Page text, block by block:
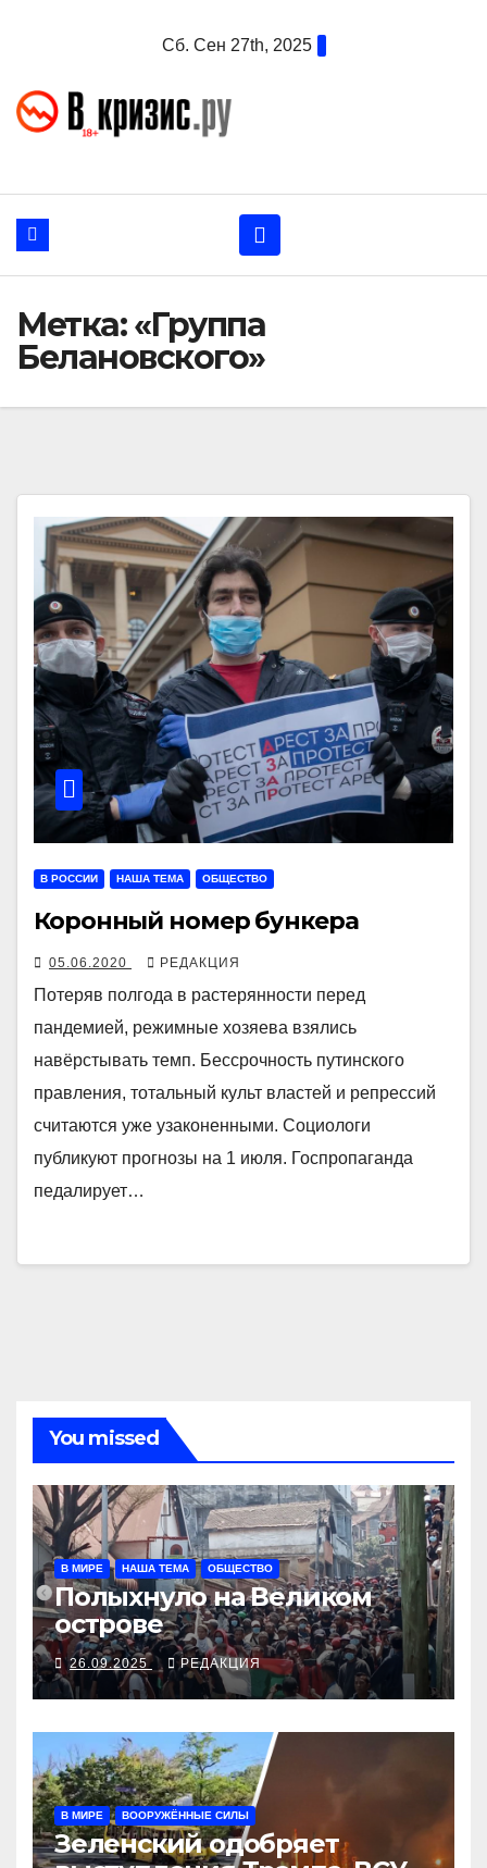
Сб. Сен 27th, 2025
Метка:«Группа
Белановского»
В РОССИИ НАША ТЕМА ОБЩЕСТВО
Коронный номер бункера
05.06.2020 РЕДАКЦИЯ
Потеряв полгода в растерянности перед
пандемией, режимные хозяева взялись
навёрстывать темп. Бессрочность путинского
правления, тотальный культ властей и репрессий
считаются уже узаконенными. Социологи
публикуют прогнозы на 1 июля. Госпропаганда
педалирует…
You missed
В МИРЕ НАША ТЕМА ОБЩЕСТВО
Полыхнуло на Великом
острове
26.09.2025 РЕДАКЦИЯ
В МИРЕ ВООРУЖЁННЫЕ СИЛЫ
Зеленский одобряет